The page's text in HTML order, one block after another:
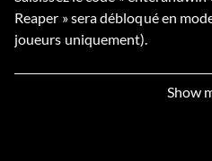
Reaper » sera débloqué en
joueurs uniquement).
Show